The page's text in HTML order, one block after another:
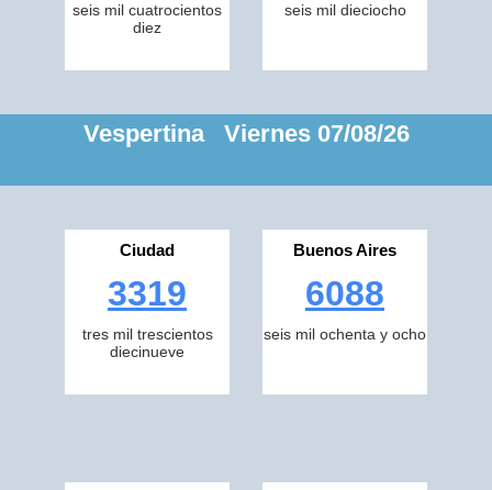
seis mil cuatrocientos
diez
seis mil dieciocho
Vespertina Viernes 07/08/26
Ciudad
3319
tres mil trescientos
diecinueve
Buenos Aires
6088
seis mil ochenta y ocho